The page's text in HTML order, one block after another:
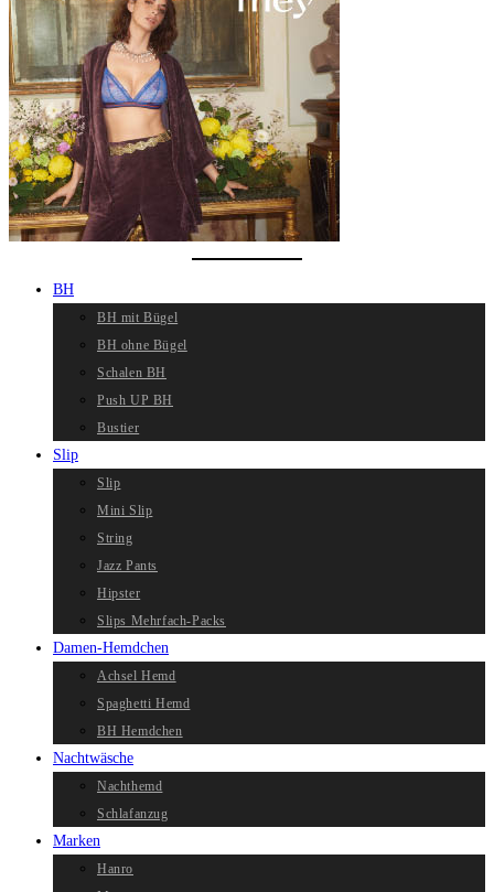
BH
BH mit Bügel
BH ohne Bügel
Schalen BH
Push UP BH
Bustier
Slip
Slip
Mini Slip
String
Jazz Pants
Hipster
Slips Mehrfach-Packs
Damen-Hemdchen
Achsel Hemd
Spaghetti Hemd
BH Hemdchen
Nachtwäsche
Nachthemd
Schlafanzug
Marken
Hanro